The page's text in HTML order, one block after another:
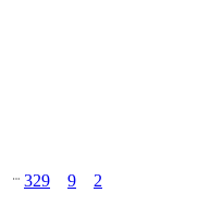
329 9 2